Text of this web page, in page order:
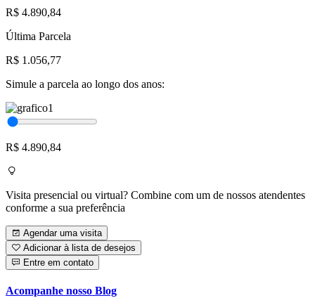
R$ 4.890,84
Última Parcela
R$ 1.056,77
Simule a parcela ao longo dos anos:
R$ 4.890,84
Visita presencial ou virtual? Combine com um de nossos atendentes
conforme a sua preferência
Agendar uma visita
Adicionar à lista de desejos
Entre em contato
Acompanhe nosso Blog